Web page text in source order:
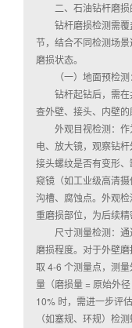
二、石油钻杆磨
钻杆磨损检测需覆
节，结合不同检测场
磨损状态。
（一）地面预检
钻杆起钻后，需
查外壁、接头、内壁的
外观目视检测：
电、放大镜，观察钻
接头螺纹是否有变形
窥镜（如工业级高清
沟槽、腐蚀点。外观
重磨损部位，为后续精
尺寸测量检测：
磨损程度。对于外壁
取 4-6 个测量点，测
量（磨损量 = 原始外
10% 时，需进一步评
（如塞规、环规）检